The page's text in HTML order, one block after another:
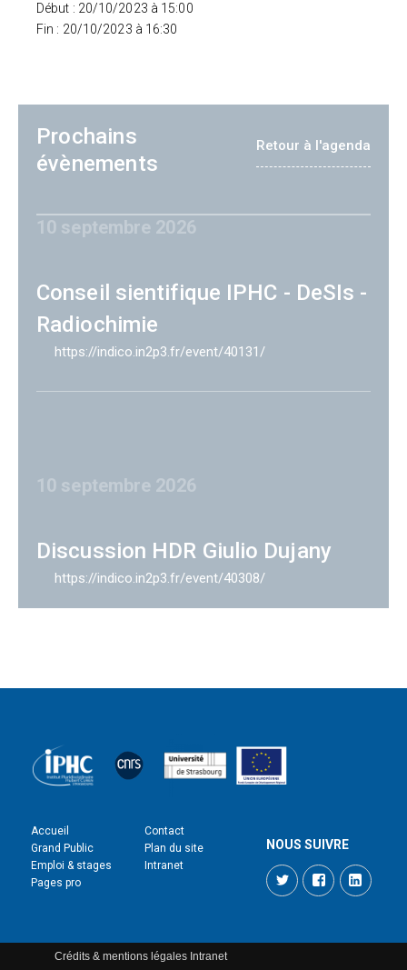
Début : 20/10/2023 à 15:00
Fin : 20/10/2023 à 16:30
Prochains
évènements
Retour à l'agenda
10 septembre 2026
Conseil sientifique IPHC - DeSIs -
Radiochimie
https://indico.in2p3.fr/event/40131/
10 septembre 2026
Discussion HDR Giulio Dujany
https://indico.in2p3.fr/event/40308/
Accueil
Grand Public
Emploi & stages
Pages pro
Contact
Plan du site
Intranet
NOUS SUIVRE
TwitterFacebook
Crédits & mentions légales Intranet